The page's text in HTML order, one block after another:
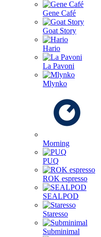
Gene Café
Goat Story
Hario
La Pavoni
Mlynko
Morning
PUQ
ROK espresso
SEALPOD
Staresso
Subminimal